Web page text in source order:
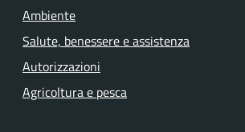
Ambiente
Salute, benessere e assistenza
Autorizzazioni
Agricoltura e pesca